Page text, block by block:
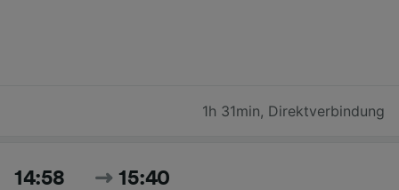
1h 31min, Direktverbindung
14:58 15:40